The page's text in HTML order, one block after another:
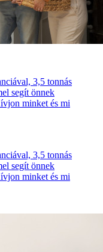
3,5 tonnás
segít önnek
minket és mi
3,5 tonnás
segít önnek
minket és mi